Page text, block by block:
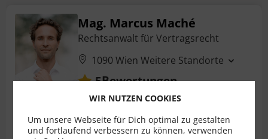
Mag. Marcus Maché
Rechtsanwalt für Vertragsrecht
1090 Wien Weitere Standorte
5Bewertungen
Pachtvertrag AGB
Darlehensvertrag
Dienstbarkeitsvertrag
Ehevertrag
Erbvertrag
WIR NUTZEN COOKIES
Um unsere Webseite für Dich optimal zu gestalten
und fortlaufend verbessern zu können, verwenden